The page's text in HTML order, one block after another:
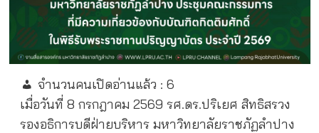
จำนวนคนเปิดอ่านแล้ว : 6
เมื่อวันที่ 8 กรกฎาคม 2569 รศ.ดร.ปริเยศ สิทธิสรวง
รองอธิการบดีฝ่ายบริหาร มหาวิทยาลัยราชภัฏลำปาง